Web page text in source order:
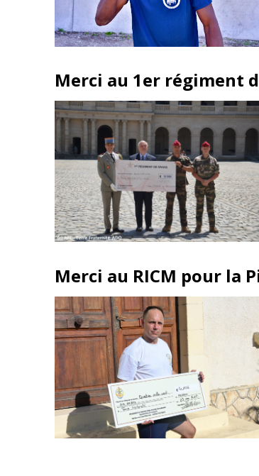
Merci au 1er régiment
Merci au RICM pour la